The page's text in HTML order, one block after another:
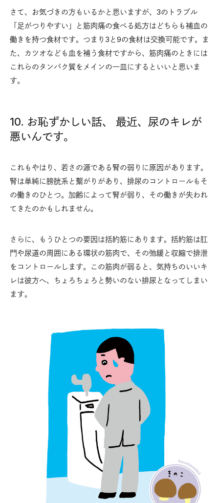
さて、お気づきの方もいるかと思いますが、3のトラブル
「足がつりやすい」と筋肉痛の食べる処方はどちらも補血の
働きを持つ食材です。つまり3と9の食材は交換可能です。ま
た、カツオなども血を補う食材ですから、筋肉痛のときには
これらのタンパク質をメインの一皿にするといいと思いま
す。
10. お恥ずかしい話、 最近、尿のキレが
悪いんです。
これもやはり、若さの源である腎の弱りに原因があります。
腎は単純に膀胱系と繫がりがあり、排尿のコントロールもそ
の働きのひとつ。加齢によって腎が弱り、その働きが失われ
てきたのかもしれません。
さらに、もうひとつの要因は括約筋にあります。括約筋は肛
門や尿道の周囲にある環状の筋肉で、その弛緩と収縮で排泄
をコントロールします。この筋肉が弱ると、気持ちのいいキ
レは彼方へ、ちょろちょろと勢いのない排尿となってしまい
ます。